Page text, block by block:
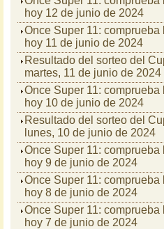
hoy 12 de junio de 2024
Once Super 11:
hoy 11 de junio de 2024
Resultado del sorteo del
martes, 11 de junio de 2024
Once Super 11:
hoy 10 de junio de 2024
Resultado del sorteo del
lunes, 10 de junio de 2024
Once Super 11:
hoy 9 de junio de 2024
Once Super 11:
hoy 8 de junio de 2024
Once Super 11:
hoy 7 de junio de 2024